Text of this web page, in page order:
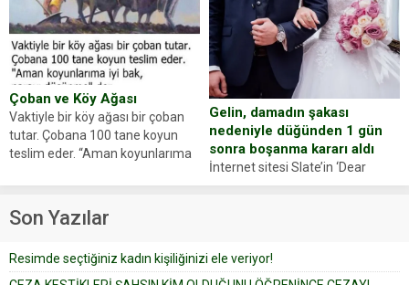
ajansı duyurdu. Renda Güner,
sosyal medya hesabında “Usta
Oyuncumuz ve çok değerli
dostumuz...
Zeki Demir (66) ölümden döndü.
Yüzünde ve ellerinde yanıklar
oluşan Demir, kâbus dolu anları
anlattı… Merkeze bağlı...
Çoban ve Köy Ağası
Vaktiyle bir köy ağası bir çoban
tutar. Çobana 100 tane koyun
teslim eder. “Aman koyunlarıma
Çoban koyunları alır gider. Aylar...
Gelin, damadın şakası
nedeniyle düğünden 1 gün
sonra boşanma kararı aldı
İnternet sitesi Slate’in ‘Dear
Prudence’ isimli tavsiye köşesine
yapıştırdığı için düğünden...
Son Yazılar
Resimde seçtiğiniz kadın kişiliğinizi ele veriyor!